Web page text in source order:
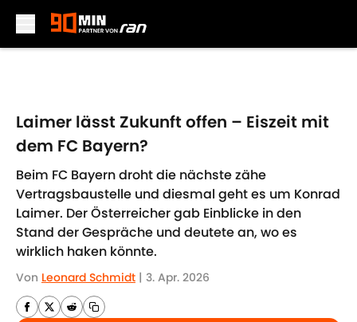
Laimer lässt Zukunft offen – Eiszeit mit
dem FC Bayern?
Beim FC Bayern droht die nächste zähe
Vertragsbaustelle und diesmal geht es um Konrad
Laimer. Der Österreicher gab Einblicke in den
Stand der Gespräche und deutete an, wo es
wirklich haken könnte.
Von Leonard Schmidt | 3. Apr. 2026